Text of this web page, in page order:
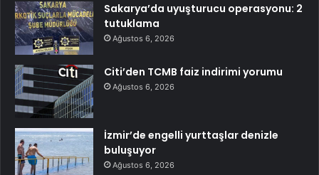
Sakarya’da uyuşturucu operasyonu: 2
tutuklama
Ağustos 6, 2026
Citi’den TCMB faiz indirimi yorumu
Ağustos 6, 2026
İzmir’de engelli yurttaşlar denizle
buluşuyor
Ağustos 6, 2026